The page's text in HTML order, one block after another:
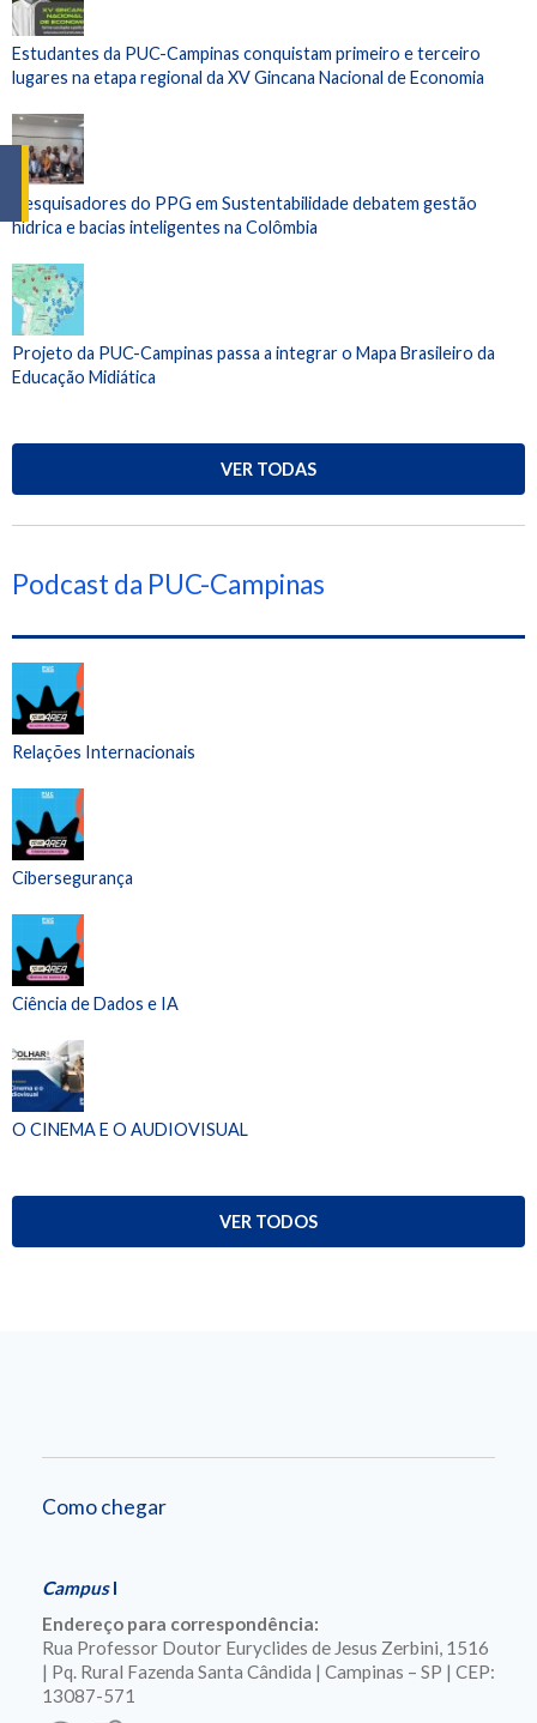
Estudantes da PUC-Campinas conquistam primeiro e terceiro
lugares na etapa regional da XV Gincana Nacional de Economia
Pesquisadores do PPG em Sustentabilidade debatem gestão
hídrica e bacias inteligentes na Colômbia
Projeto da PUC-Campinas passa a integrar o Mapa Brasileiro da
Educação Midiática
VER TODAS
Podcast da PUC-Campinas
Relações Internacionais
Cibersegurança
Ciência de Dados e IA
O CINEMA E O AUDIOVISUAL
VER TODOS
Como chegar
CampusI
Endereço para correspondência:
Rua Professor Doutor Euryclides de Jesus Zerbini, 1516
| Pq. Rural Fazenda Santa Cândida | Campinas – SP | CEP:
13087-571